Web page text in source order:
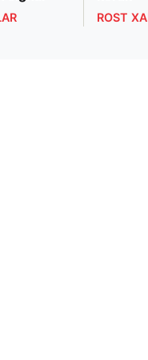
ROST